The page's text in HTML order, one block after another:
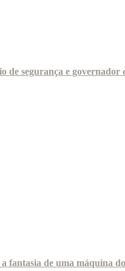
de segurança e governador
fantasia de uma máquina